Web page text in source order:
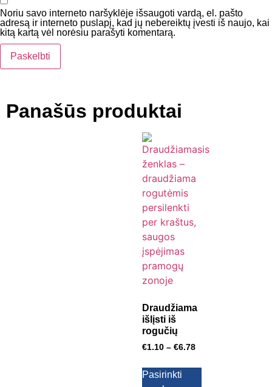
Noriu savo interneto naršyklėje išsaugoti vardą, el. pašto
adresą ir interneto puslapį, kad jų nebereiktų įvesti iš naujo, kai
kitą kartą vėl norėsiu parašyti komentarą.
Panašūs produktai
Draudžiama
išlįsti iš
rogučių
€1.10 – €6.78
Pasirinkti